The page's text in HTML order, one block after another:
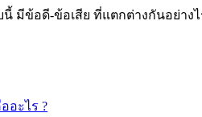
มีข้อดี-ข้อเสีย ที่แตกต่างกันอย่า
อะไร ?